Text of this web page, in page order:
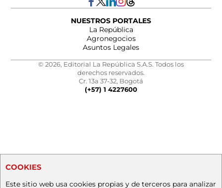
NUESTROS PORTALES
La República
Agronegocios
Asuntos Legales
© 2026, Editorial La República S.A.S. Todos los
derechos reservados.
Cr. 13a 37-32, Bogotá
(+57) 1 4227600
COOKIES
Este sitio web usa cookies propias y de terceros para analizar